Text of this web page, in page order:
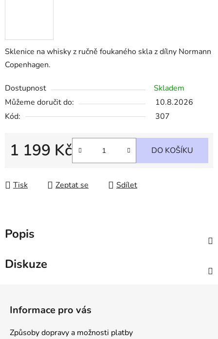
Sklenice na whisky z ručně foukaného skla z dílny Normann
Copenhagen.
Dostupnost
Skladem
Můžeme doručit do:
10.8.2026
Kód:
307
1 199 Kč DO KOŠÍKU
Tisk Zeptat se Sdílet
Popis
Diskuze
Informace pro vás
Způsoby dopravy a možnosti platby